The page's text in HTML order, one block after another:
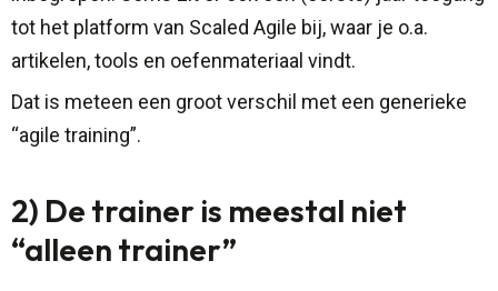
tot het platform van Scaled Agile bij, waar je o.a.
artikelen, tools en oefenmateriaal vindt.
Dat is meteen een groot verschil met een generieke
“agile training”.
2) De trainer is meestal niet
“alleen trainer”